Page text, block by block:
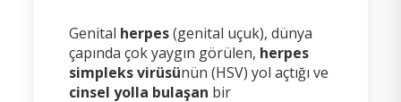
Genital herpes(genital uçuk), dünya
çapında çok yaygın görülen, herpes
simpleks virüsünün (HSV) yol açtığı ve
cinsel yolla bulaşan bir